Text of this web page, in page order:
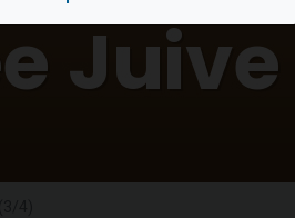
: pauvres d'Israel